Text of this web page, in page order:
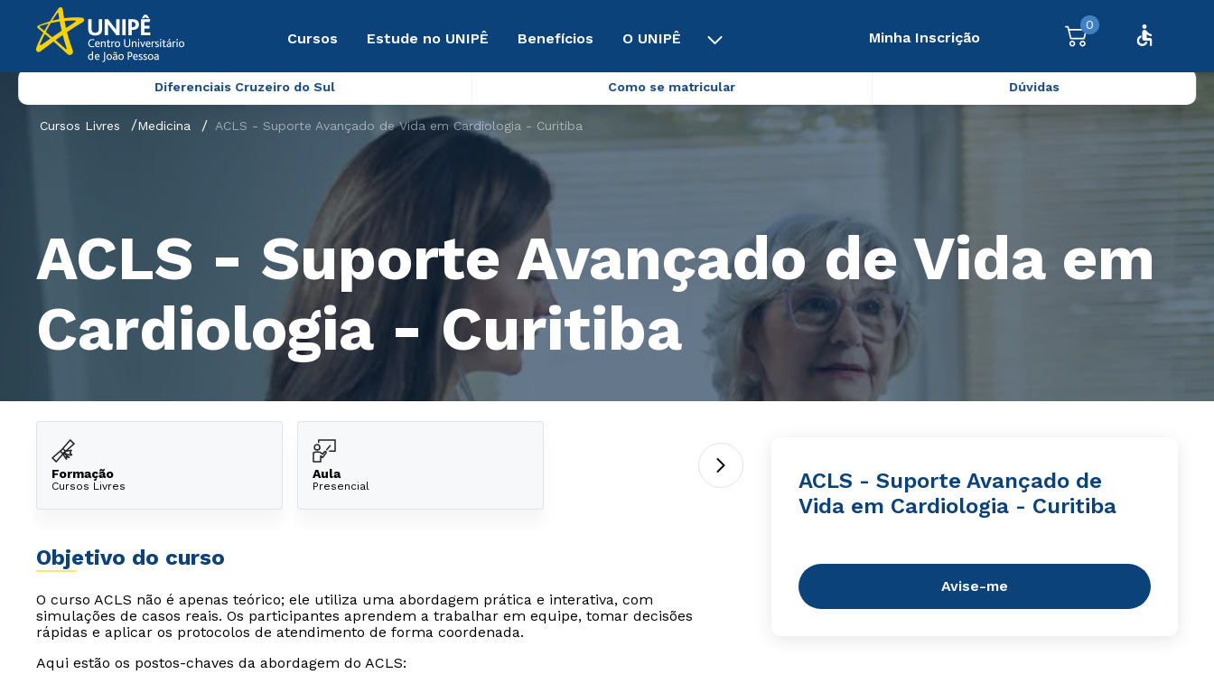
Cursos Estude no UNIPÊ Benefícios O UNIPÊ Minha Inscrição
0
Diferenciais Cruzeiro do Sul Como se matricular Dúvidas
Cursos Livres Medicina ACLS - Suporte Avançado de Vida em Cardiologia - Curitiba
ACLS - Suporte Avançado de Vida em
Cardiologia - Curitiba
Formação
Cursos Livres
Aula
Presencial
Objetivo do curso
O curso ACLS não é apenas teórico; ele utiliza uma abordagem prática e interativa, com
simulações de casos reais. Os participantes aprendem a trabalhar em equipe, tomar decisões
rápidas e aplicar os protocolos de atendimento de forma coordenada.
Aqui estão os postos-chaves da abordagem do ACLS:
ACLS - Suporte Avançado de
Vida em Cardiologia - Curitiba
Avise-me